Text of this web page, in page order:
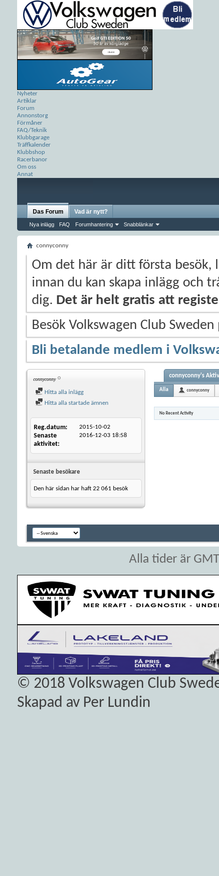
Nyheter
Artiklar
Forum
Annonstorg
Förmåner
FAQ/Teknik
Klubbgarage
Träffkalender
Klubbshop
Racerbanor
Om oss
Annat
Das Forum
Nya inlägg FAQ Forumhantering Snabblänkar
Vad är nytt?
connyconny
Om det här är ditt första besök,
innan du kan skapa inlägg och
dig. Det är helt gratis att
Besök Volkswagen Club
Bli betalande medlem i
connyconny
Hitta alla inlägg
Hitta alla startade ämnen
Reg.datum 2015-10-02
Senaste
aktivitet
2016-12-03 18:58
Senaste besökare
Den här sidan har haft 22 061 besök
connyconny's
Alla connyconny
No Recent Activity
Alla tider är
© 2018 Volkswagen Club
Skapad av Per Lundin